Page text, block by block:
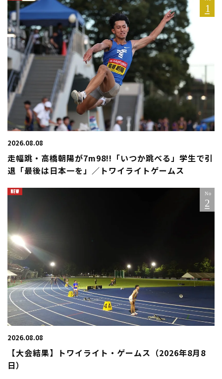
2026.08.08
走幅跳・高橋朝陽が7m98!!「いつか跳べる」学生で引
退「最後は日本一を」／トワイライトゲームス
2026.08.08
【大会結果】トワイライト・ゲームス（2026年8月8
日）